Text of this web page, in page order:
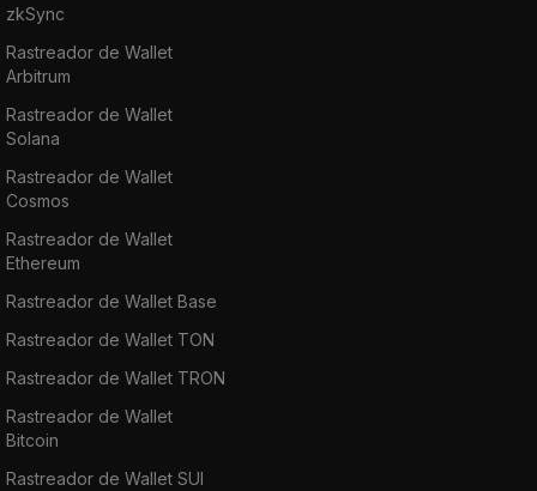
zkSync
Rastreador de Wallet
Arbitrum
Rastreador de Wallet
Solana
Rastreador de Wallet
Cosmos
Rastreador de Wallet
Ethereum
Rastreador de Wallet Base
Rastreador de Wallet TON
Rastreador de Wallet TRON
Rastreador de Wallet
Bitcoin
Rastreador de Wallet SUI